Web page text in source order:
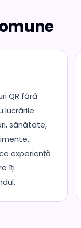
QR fără
lucrările
sănătate,
experiență
îți